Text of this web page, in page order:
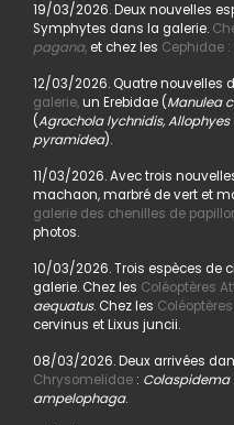
19/03/2026. Deux nouvelles
Symphytes dans la galerie.
pagana,et chez les Cephidae :
12/03/2026. Quatre nouvelles
galerie,un Erebidae (Manulea
(Agrochola lychnidis,
pyramidea).
11/03/2026. Avec trois
machaon, marbré de vert et
galerie des chenilles de
photos.
10/03/2026. Trois espèces de
galerie. Chez les Coléoptères
aequatus. Chez les
cervinus et Lixus juncii.
08/03/2026. Deux arrivées
Chrysomelidae:
ampelophaga.